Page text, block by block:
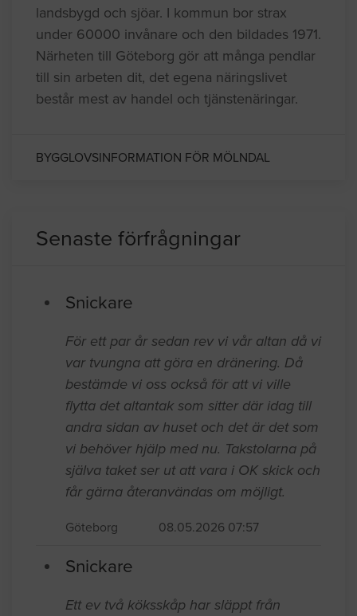
landsbygd och sjöar. I kommun bor strax
under 60000 invånare och den bildades 1971.
Närheten till Göteborg gör att många pendlar
till sin arbeten dit, det egena näringslivet
består mest av handel och tjänstenäringar.
BYGGLOVSINFORMATION FÖR MÖLNDAL
Senaste förfrågningar
Snickare
För ett par år sedan rev vi vår altan då vi
var tvungna att göra en dränering. Då
bestämde vi oss också för att vi ville
flytta det altantak som sitter där idag till
andra sidan av huset och det är det som
vi behöver hjälp med nu. Takstolarna på
själva taket ser ut att vara i OK skick och
får gärna återanvändas om möjligt.
Göteborg 08.05.2026 07:57
Snickare
Ett ev två köksskåp har släppt från